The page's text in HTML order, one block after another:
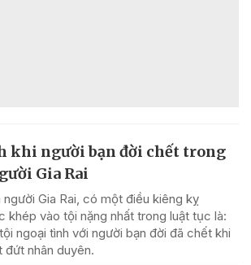
khi người bạn đời chết trong
Gia Rai
Gia Rai, có một điều kiêng kỵ
khép vào tội nặng nhất trong luật tục là:
ngoại tình với người bạn đời đã chết khi
nhân duyên.